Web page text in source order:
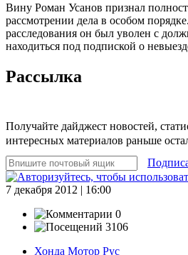
Вину Роман Усанов признал
рассмотрении дела в особом
расследования он был уволен с
находиться под подпиской о
Рассылка
Получайте дайджест новостей,
интересных материалов раньше
7 декабря 2012 | 16:00
0
3106
Хонда Мотор Рус